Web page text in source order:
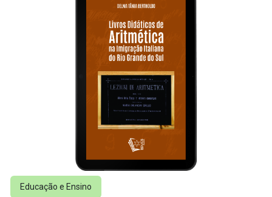
Educação e Ensino